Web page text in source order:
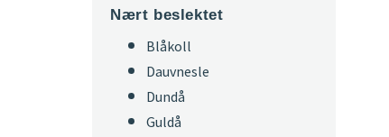
Nært beslektet
Blåkoll
Dauvnesle
Dundå
Guldå